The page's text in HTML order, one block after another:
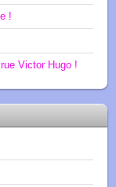
!
Victor Hugo !